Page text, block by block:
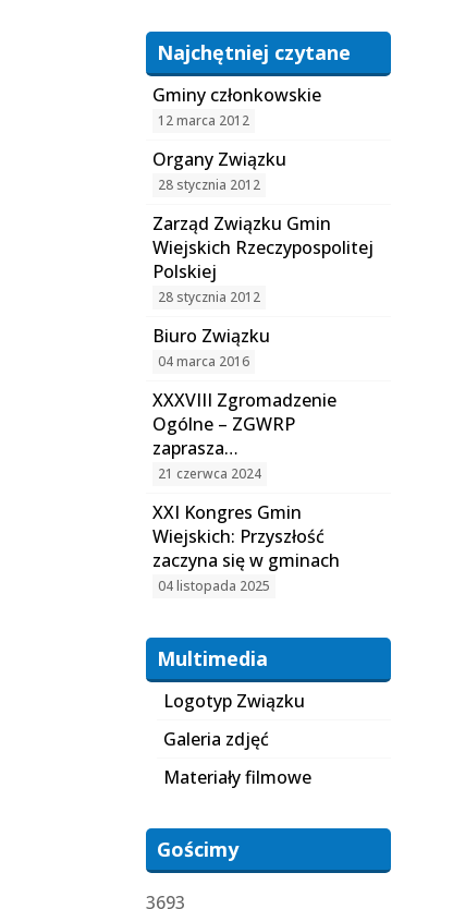
Najchętniej czytane
Gminy członkowskie
12 marca 2012
Organy Związku
28 stycznia 2012
Zarząd Związku Gmin
Wiejskich Rzeczypospolitej
Polskiej
28 stycznia 2012
Biuro Związku
04 marca 2016
XXXVIII Zgromadzenie
Ogólne – ZGWRP
zaprasza…
21 czerwca 2024
XXI Kongres Gmin
Wiejskich: Przyszłość
zaczyna się w gminach
04 listopada 2025
Multimedia
Logotyp Związku
Galeria zdjęć
Materiały filmowe
Gościmy
3693